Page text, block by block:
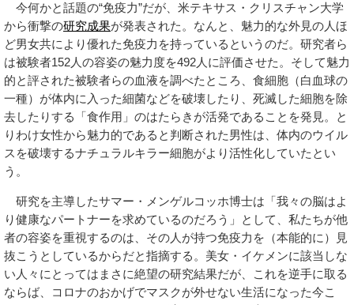
今何かと話題の“免疫力”だが、米テキサス・クリスチャン大学
から衝撃の研究成果が発表された。なんと、魅力的な外見の人ほ
ど男女共により優れた免疫力を持っているというのだ。研究者ら
は被験者152人の容姿の魅力度を492人に評価させた。そして魅力
的と評された被験者らの血液を調べたところ、食細胞（白血球の
一種）が体内に入った細菌などを破壊したり、死滅した細胞を除
去したりする「食作用」のはたらきが活発であることを発見。と
りわけ女性から魅力的であると判断された男性は、体内のウイル
スを破壊するナチュラルキラー細胞がより活性化していたとい
う。
研究を主導したサマー・メンゲルコッホ博士は「我々の脳はよ
り健康なパートナーを求めているのだろう」として、私たちが他
者の容姿を重視するのは、その人が持つ免疫力を（本能的に）見
抜こうとしているからだと指摘する。美女・イケメンに該当しな
い人々にとってはまさに絶望の研究結果だが、これを逆手に取る
ならば、コロナのおかげでマスクが外せない生活になった今こ